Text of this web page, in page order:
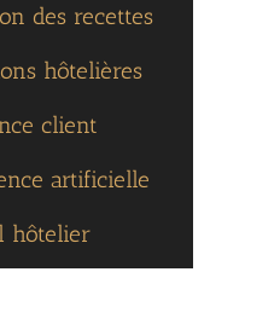
des recettes
hôtelières
client
artificielle
hôtelier